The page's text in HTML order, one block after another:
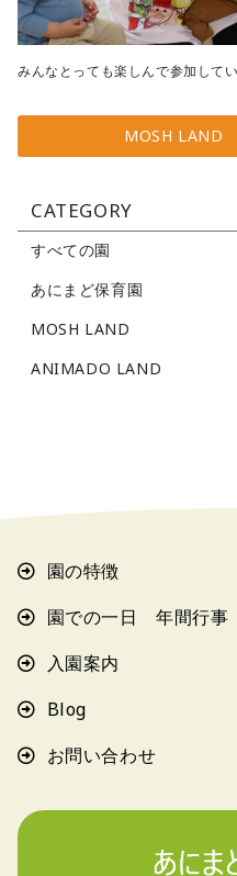
みんなとっても楽しんで参加し
MOSH LAND
CATEGORY
すべての園
あにまど保育園
MOSH LAND
ANIMADO LAND
園の特徴
園での一日 年間行事
入園案内
Blog
お問い合わせ